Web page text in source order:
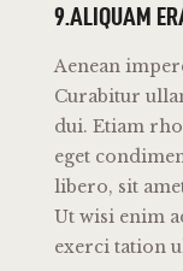
9.ALIQUAM
Aenean
Curabitur
dui. Etiam
eget
libero, sit
Ut wisi enim
exerci tation